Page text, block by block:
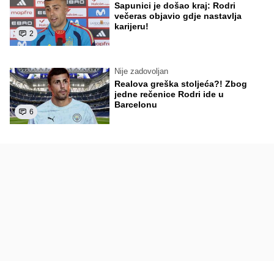
2
Sapunici je došao kraj: Rodri
večeras objavio gdje nastavlja
karijeru!
6
Nije zadovoljan
Realova greška stoljeća?! Zbog
jedne rečenice Rodri ide u
Barcelonu